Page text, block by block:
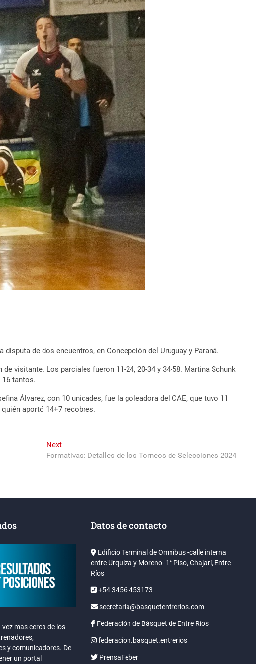
de dos encuentros, en Concepción del Uruguay y Paraná.
visitante. Los parciales fueron 11-24, 20-34 y 34-58. Martina Schunk
16 tantos.
Álvarez, con 10 unidades, fue la goleadora del CAE, que tuvo 11
aportó 14+7 recobres.
NextNext
post:
Formativas: Detalles de los Torneos de Selecciones 2024
mas cerca de los
y comunicadores. De
un portal
Datos de contacto
Edificio Terminal de Omnibus -calle interna
entre Urquiza y Moreno- 1° Piso, Chajarí, Entre
Ríos
+54 3456 453173
secretaria@basquetentrerios.com
Federación de Básquet de Entre Ríos
federacion.basquet.entrerios
PrensaFeber